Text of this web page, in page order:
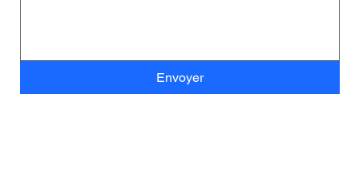
Envoyer